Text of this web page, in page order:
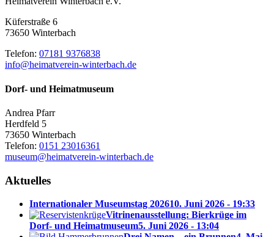
Küferstraße 6
73650 Winterbach
Telefon: 07181 9376838
info@heimatverein-winterbach.de
Dorf- und Heimatmuseum
Andrea Pfarr
Herdfeld 5
73650 Winterbach
Telefon: 0151 23016361
museum@heimatverein-winterbach.de
Aktuelles
Internationaler Museumstag 202610. Juni 2026 - 19:33
Vitrinenausstellung: Bierkrüge im
Dorf- und Heimatmuseum5. Juni 2026 - 13:04